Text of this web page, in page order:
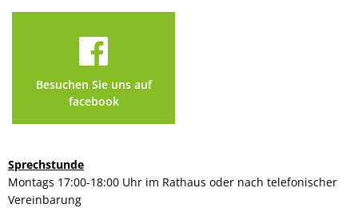
Besuchen Sie uns auf
facebook
Sprechstunde
Montags 17:00-18:00 Uhr im Rathaus oder nach telefonischer
Vereinbarung